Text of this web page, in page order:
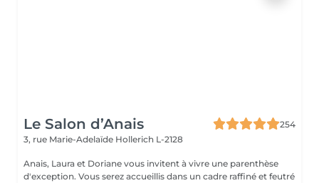
Le Salon d’Anais
254
3, rue Marie-Adelaïde Hollerich L-2128
Anais, Laura et Doriane vous invitent à vivre une parenthèse
d'exception. Vous serez accueillis dans un cadre raffiné et feutré